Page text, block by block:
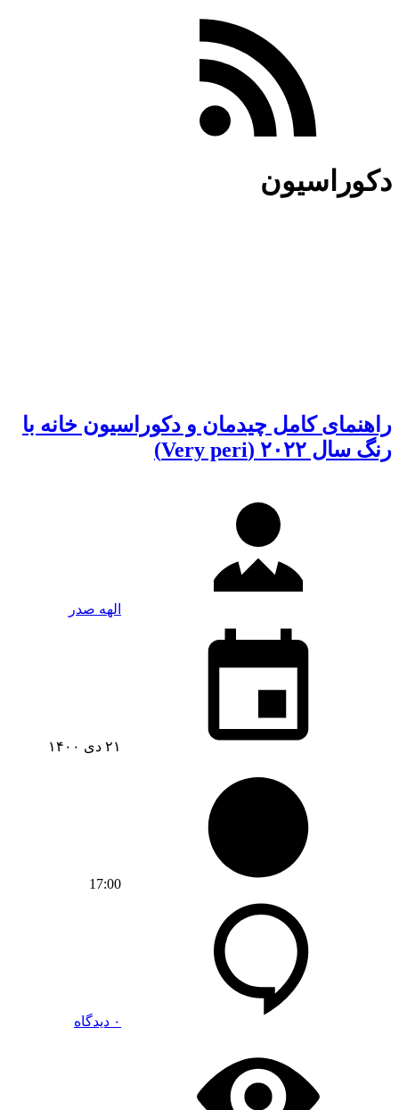
دکوراسیون
راهنمای کامل چیدمان و دکوراسیون خانه با
رنگ سال ۲۰۲۲ (Very peri)
الهه صدر
۲۱ دی ۱۴۰۰
17:00
۰ دیدگاه